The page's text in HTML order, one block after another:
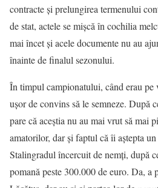
contracte și prelungirea termenului
de stat, actele se mișcă în cochilia
mai încet și acele documente nu au
înainte de finalul sezonului.
În timpul campionatului, când erau
uşor de convins să le semneze. După
pare că aceștia nu au mai vrut să mai
amatorilor, dar și faptul că îi aștepta
Stalingradul încercuit de nemți, după
pomană peste 300.000 de euro. Da, a